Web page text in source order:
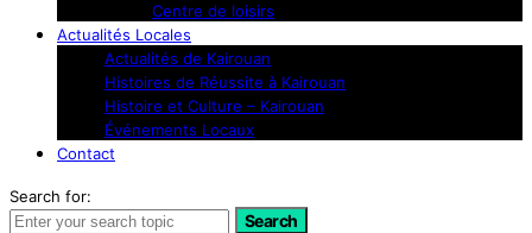
Centre de loisirs
Actualités Locales
Actualités de Kairouan
Histoires de Réussite à Kairouan
Histoire et Culture – Kairouan
Événements Locaux
Contact
Search for:
Search